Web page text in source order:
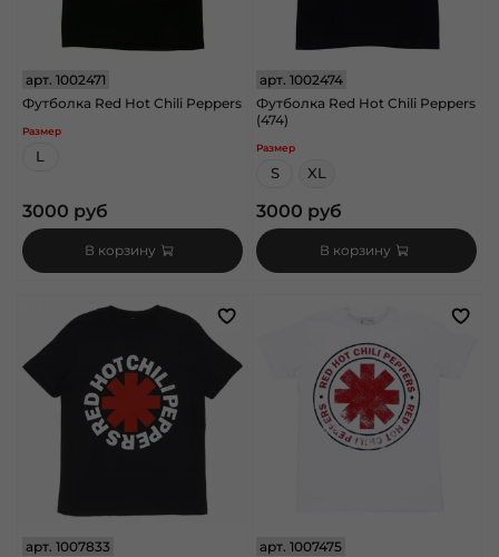
арт. 1002471
Футболка Red Hot Chili Peppers
Размер
L
3000 руб
В корзину
арт.1002474
Футболка Red Hot Chili Peppers
(474)
Размер
S XL
3000 руб
В корзину
арт. 1007833
арт.1007475